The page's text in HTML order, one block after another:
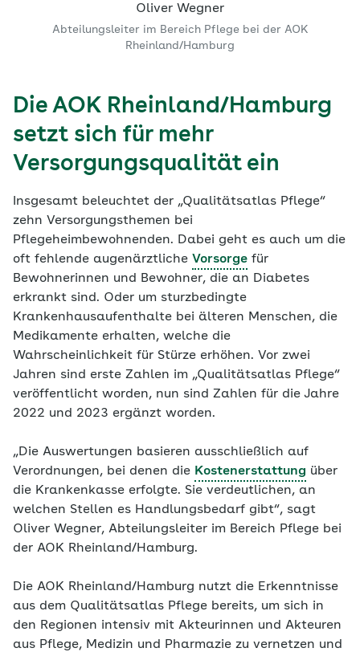
Oliver Wegner
Abteilungsleiter im Bereich Pflege bei der AOK
Rheinland/Hamburg
Die AOK Rheinland/Hamburg
setzt sich für mehr
Versorgungsqualität ein
Insgesamt beleuchtet der „Qualitätsatlas Pflege“
zehn Versorgungsthemen bei
Pflegeheimbewohnenden. Dabei geht es auch um die
oft fehlende augenärztliche Vorsorge für
Bewohnerinnen und Bewohner, die an Diabetes
erkrankt sind. Oder um sturzbedingte
Krankenhausaufenthalte bei älteren Menschen, die
Medikamente erhalten, welche die
Wahrscheinlichkeit für Stürze erhöhen. Vor zwei
Jahren sind erste Zahlen im „Qualitätsatlas Pflege“
veröffentlicht worden, nun sind Zahlen für die Jahre
2022 und 2023 ergänzt worden.
„Die Auswertungen basieren ausschließlich auf
Verordnungen, bei denen die Kostenerstattung über
die Krankenkasse erfolgte. Sie verdeutlichen, an
welchen Stellen es Handlungsbedarf gibt“, sagt
Oliver Wegner, Abteilungsleiter im Bereich Pflege bei
der AOK Rheinland/Hamburg.
Die AOK Rheinland/Hamburg nutzt die Erkenntnisse
aus dem Qualitätsatlas Pflege bereits, um sich in
den Regionen intensiv mit Akteurinnen und Akteuren
aus Pflege, Medizin und Pharmazie zu vernetzen und